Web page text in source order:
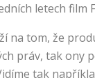
letech film
na tom, že
práv, tak ony
tak